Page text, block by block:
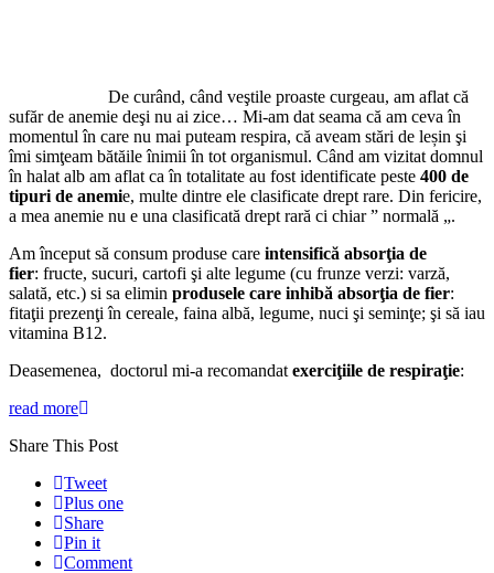
De curând, când veştile proaste curgeau, am aflat că
sufăr de anemie deşi nu ai zice… Mi-am dat seama că am ceva în
momentul în care nu mai puteam respira, că aveam stări de leșin şi
îmi simţeam bătăile înimii în tot organismul. Când am vizitat domnul
în halat alb am aflat ca în totalitate au fost identificate peste 400 de
tipuri de anemie, multe dintre ele clasificate drept rare. Din fericire,
a mea anemie nu e una clasificată drept rară ci chiar ” normală „.
Am început să consum produse care intensifică absorţia de
fier: fructe, sucuri, cartofi şi alte legume (cu frunze verzi: varză,
salată, etc.) si sa elimin produsele care inhibă absorţia de fier:
fitaţii prezenţi în cereale, faina albă, legume, nuci şi seminţe; şi să iau
vitamina B12.
Deasemenea, doctorul mi-a recomandat exerciţiile de respiraţie:
read more
Share This Post
Tweet
Plus one
Share
Pin it
Comment